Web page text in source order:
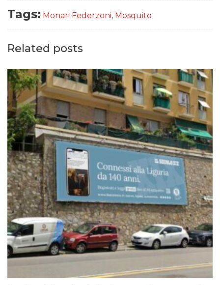
Tags: Monari Federzoni, Mosquito
Related posts